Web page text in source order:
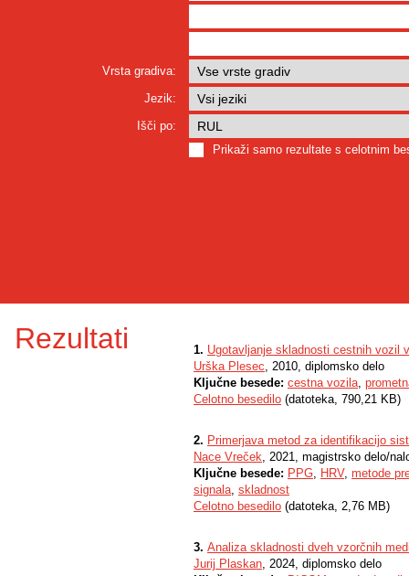
Vrsta gradiva:
Jezik:
Išči po:
Prikaži samo rezultate s celotnim
Rezultati 1. Ugotavljanje skladnosti cestnih vozil
Urška Plesec, 2010, diplomsko delo
Ključne besede: cestna vozila,
Celotno besedilo (datoteka, 790,21 KB)
2. Primerjava metod za identifikacijo
Nace Vreček, 2021, magistrsko delo/
Ključne besede: PPG, HRV, metode
signala, skladnost
Celotno besedilo (datoteka, 2,76 MB)
3. Analiza skladnosti dveh vzorčnih
Jurij Plaskan, 2024, diplomsko delo